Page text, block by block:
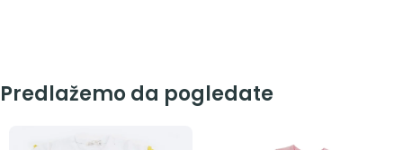
Predlažemo da pogledate